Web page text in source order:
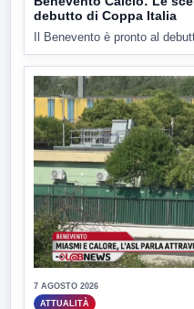
debutto di Coppa Italia
Il Benevento è pronto al
7 AGOSTO 2026
ATTUALITÀ